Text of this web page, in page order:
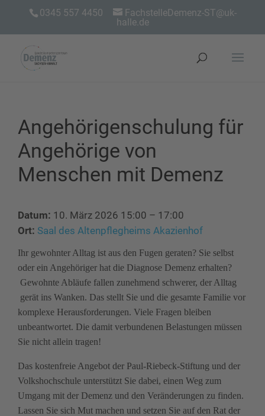
0345 557 4450
FachstelleDemenz-ST@uk-
halle.de
Angehörigenschulung für
Angehörige von
Menschen mit Demenz
Datum: 10. März 2026 15:00 – 17:00
Ort: Saal des Altenpflegheims Akazienhof
Ihr gewohnter Alltag ist aus den Fugen geraten? Sie selbst
oder ein Angehöriger hat die Diagnose Demenz erhalten?
Gewohnte Abläufe fallen zunehmend schwerer, der Alltag
gerät ins Wanken. Das stellt Sie und die gesamte Familie vor
komplexe Herausforderungen. Viele Fragen bleiben
unbeantwortet. Die damit verbundenen Belastungen müssen
Sie nicht allein tragen!
Das kostenfreie Angebot der Paul-Riebeck-Stiftung und der
Volkshochschule unterstützt Sie dabei, einen Weg zum
Umgang mit der Demenz und den Veränderungen zu finden.
Lassen Sie sich Mut machen und setzen Sie auf den Rat der